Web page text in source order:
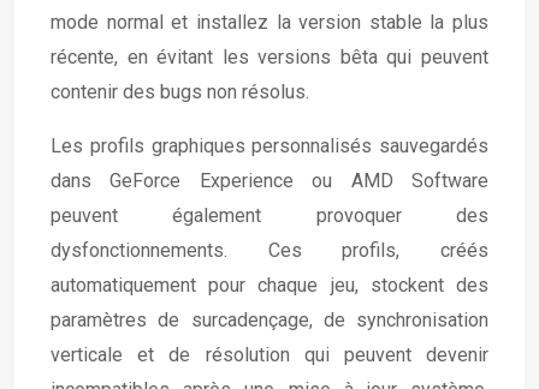
mode normal et installez la version stable la plus
récente, en évitant les versions bêta qui peuvent
contenir des bugs non résolus.
Les profils graphiques personnalisés sauvegardés
dans GeForce Experience ou AMD Software
peuvent également provoquer des
dysfonctionnements. Ces profils, créés
automatiquement pour chaque jeu, stockent des
paramètres de surcadençage, de synchronisation
verticale et de résolution qui peuvent devenir